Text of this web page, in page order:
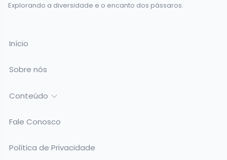
Explorando a diversidade e o encanto dos pássaros.
Início
Sobre nós
Conteúdo
Fale Conosco
Política de Privacidade